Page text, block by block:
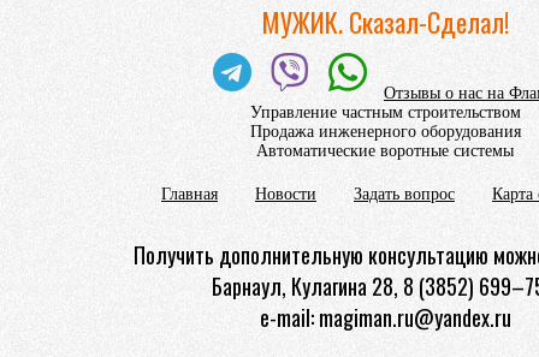
МУЖИК. Сказал-Сделал!
Отзывы о нас на
Управление частным строительством
Продажа инженерного оборудования
Автоматические воротные системы
Главная Новости Задать вопрос Карта
Получить дополнительную консультацию
Барнаул, Кулагина 28, 8 (3852)
e-mail: magiman.ru@yandex.ru